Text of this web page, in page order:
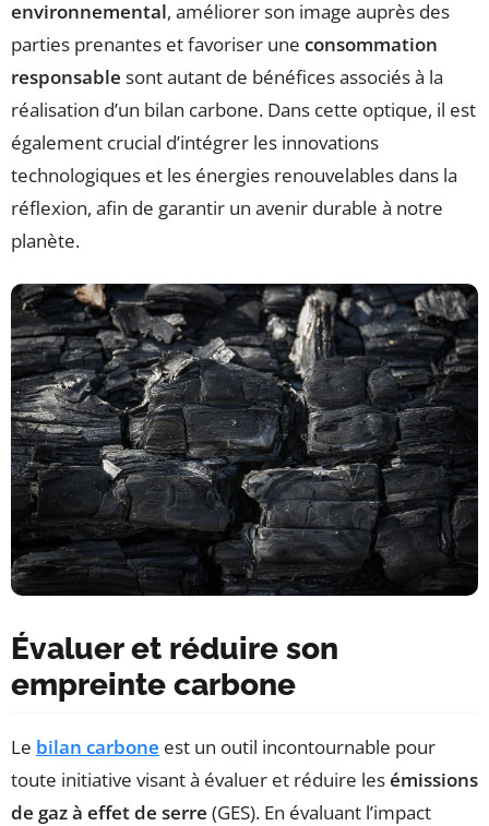
environnemental, améliorer son image auprès des
parties prenantes et favoriser une consommation
responsable sont autant de bénéfices associés à la
réalisation d’un bilan carbone. Dans cette optique, il est
également crucial d’intégrer les innovations
technologiques et les énergies renouvelables dans la
réflexion, afin de garantir un avenir durable à notre
planète.
Évaluer et réduire son
empreinte carbone
Le bilan carbone est un outil incontournable pour
toute initiative visant à évaluer et réduire lesémissions
de gaz à effet de serre (GES). En évaluant l’impact